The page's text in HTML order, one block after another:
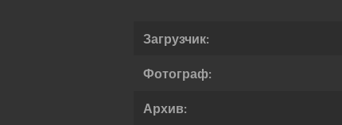
Загрузчик:
Фотограф:
Архив: